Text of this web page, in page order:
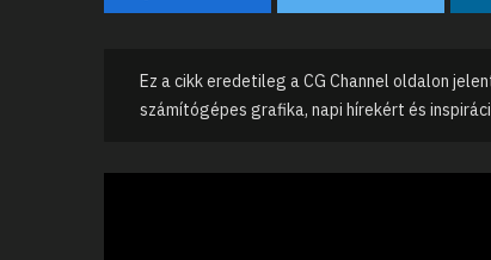
Ez a cikk eredetileg a CG Channel oldalon
számítógépes grafika, napi hírekért és